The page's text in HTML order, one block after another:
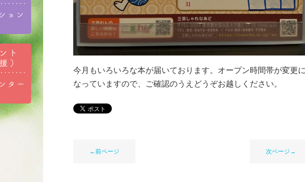
今月もいろいろな本が届いております。オープン時間帯が変更
なっていますので、ご確認のうえどうぞお越しください。
←前ページ 次ページ→